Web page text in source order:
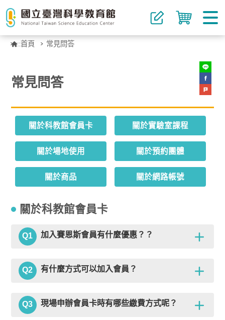
:::首頁 常見問答
常見問答
關於科教館會員卡 關於實驗室課程
關於場地使用 關於預約團體
關於商品 關於網路帳號
關於科教館會員卡
Q1 加入賽恩斯會員有什麼優惠？？
Q2 有什麼方式可以加入會員？
Q3 現場申辦會員卡時有哪些繳費方式呢？